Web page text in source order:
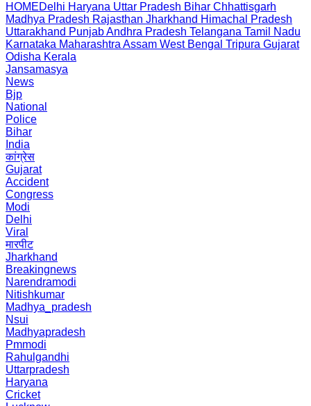
HOMEDelhi Haryana Uttar Pradesh Bihar Chhattisgarh
Madhya Pradesh Rajasthan Jharkhand Himachal Pradesh
Uttarakhand PunjabAndhra Pradesh Telangana Tamil Nadu
Karnataka Maharashtra Assam West Bengal Tripura Gujarat
Odisha Kerala
Jansamasya
News
Bjp
National
Police
Bihar
India
कांग्रेस
Gujarat
Accident
Congress
Modi
Delhi
Viral
मारपीट
Jharkhand
Breakingnews
Narendramodi
Nitishkumar
Madhya_pradesh
Nsui
Madhyapradesh
Pmmodi
Rahulgandhi
Uttarpradesh
Haryana
Cricket